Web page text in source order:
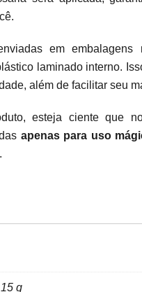
em embalagens
laminado interno.
além de facilitar seu
esteja ciente que
apenas para uso
15 g